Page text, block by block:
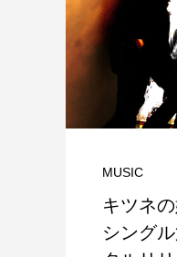
MUSIC
キツネ
シング